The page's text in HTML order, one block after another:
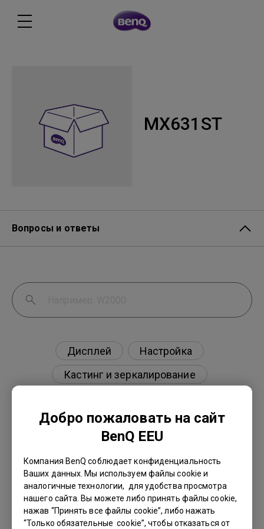
Добро пожаловать на сайт
BenQ EEU
Компания BenQ соблюдает конфиденциальность
Ваших данных. Мы используем файлы cookie и
аналогичные технологии, для удобства просмотра
нашего сайта. Вы можете либо принять файлы cookie,
нажав “Принять все файлы cookie”, либо нажать
“Только обязательные cookie”, чтобы отказаться от
MX631ST
Вопросы и ответы
Дисплей
Настройка
Кастинг и зеркалирование
Есть ли проектор, поддерживающий
просмотр фильмов Blu-ray 3D в пассивных
поляризованных очках, как на моем
телевизоре?